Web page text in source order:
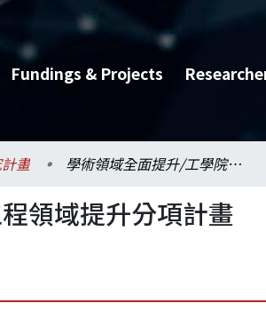
Fundings & Projects
畫 學術領域全面提升/工學院/化學工程領域提升分項計畫
領域提升分項計畫